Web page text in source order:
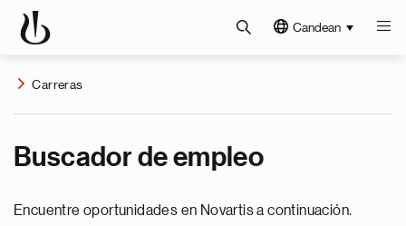
Candean
Carreras
Buscador de empleo
Encuentre oportunidades en Novartis a continuación.